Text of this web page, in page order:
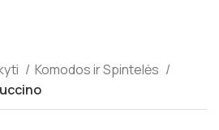
Komodos ir Spintelės